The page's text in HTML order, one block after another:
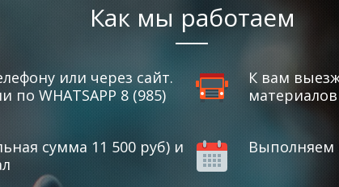
Как мы работаем
или через сайт.
WHATSAPP 8 (985)
К вам
материалов
сумма 11 500 руб) и
Выполняем